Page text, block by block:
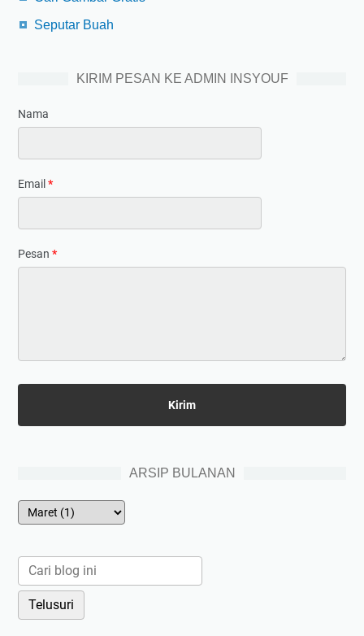
Seputar Buah
KIRIM PESAN KE ADMIN INSYOUF
Nama
Email *
Pesan *
ARSIP BULANAN